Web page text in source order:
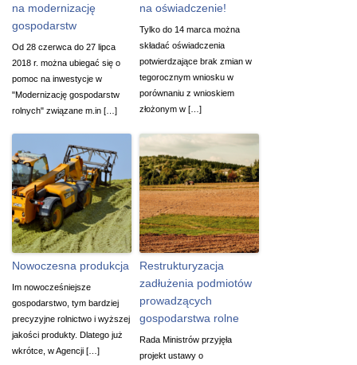
na modernizację
gospodarstw
Od 28 czerwca do 27 lipca
2018 r. można ubiegać się o
pomoc na inwestycje w
"Modernizację gospodarstw
rolnych" związane m.in […]
na oświadczenie!
Tylko do 14 marca można
składać oświadczenia
potwierdzające brak zmian w
tegorocznym wniosku w
porównaniu z wnioskiem
złożonym w […]
Nowoczesna produkcja
Im nowocześniejsze
gospodarstwo, tym bardziej
precyzyjne rolnictwo i wyższej
jakości produkty. Dlatego już
wkrótce, w Agencji […]
Restrukturyzacja
zadłużenia podmiotów
prowadzących
gospodarstwa rolne
Rada Ministrów przyjęła
projekt ustawy o